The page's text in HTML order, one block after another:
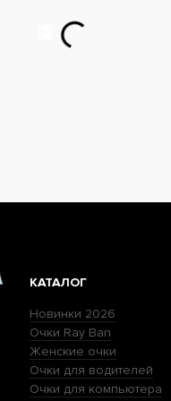
КАТАЛОГ
Новинки 2026
Очки Ray Ban
Женские очки
Очки для водителей
Очки для компьютера